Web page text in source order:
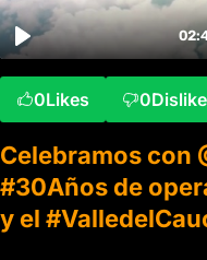
0Likes 0
Celebramos con
#30Años de
y el